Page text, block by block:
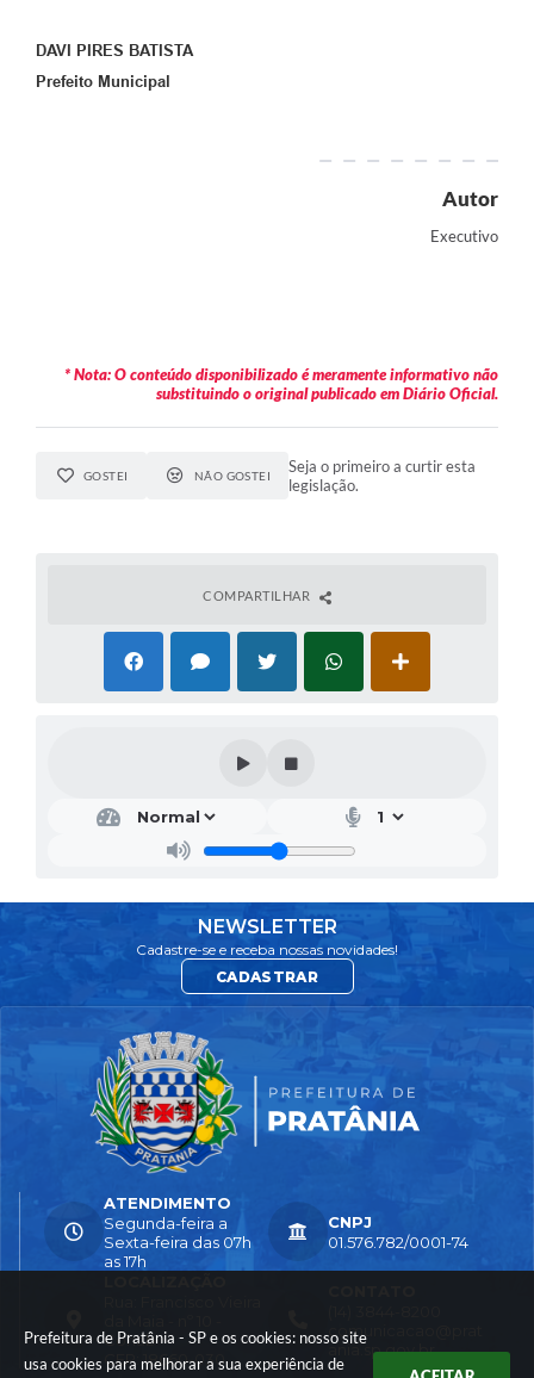
Prefeitura de Pratânia - SP e os cookies: nosso site
usa cookies para melhorar a sua experiência de
DAVI PIRES BATISTA
Prefeito Municipal
Autor
Executivo
* Nota: O conteúdo disponibilizado é meramente informativo não
substituindo o original publicado em Diário Oficial.
GOSTEI NÃO GOSTEI
Seja o primeiro a curtir esta
legislação.
COMPARTILHAR
NEWSLETTER
Cadastre-se e receba nossas novidades!
CADASTRAR
Cohab
CEP: 18660-030
comunicacao@prat
ania.sp.gov.br
ATENDIMENTO
Segunda-feira a
Sexta-feira das 07h
as 17h
CNPJ
01.576.782/0001-74